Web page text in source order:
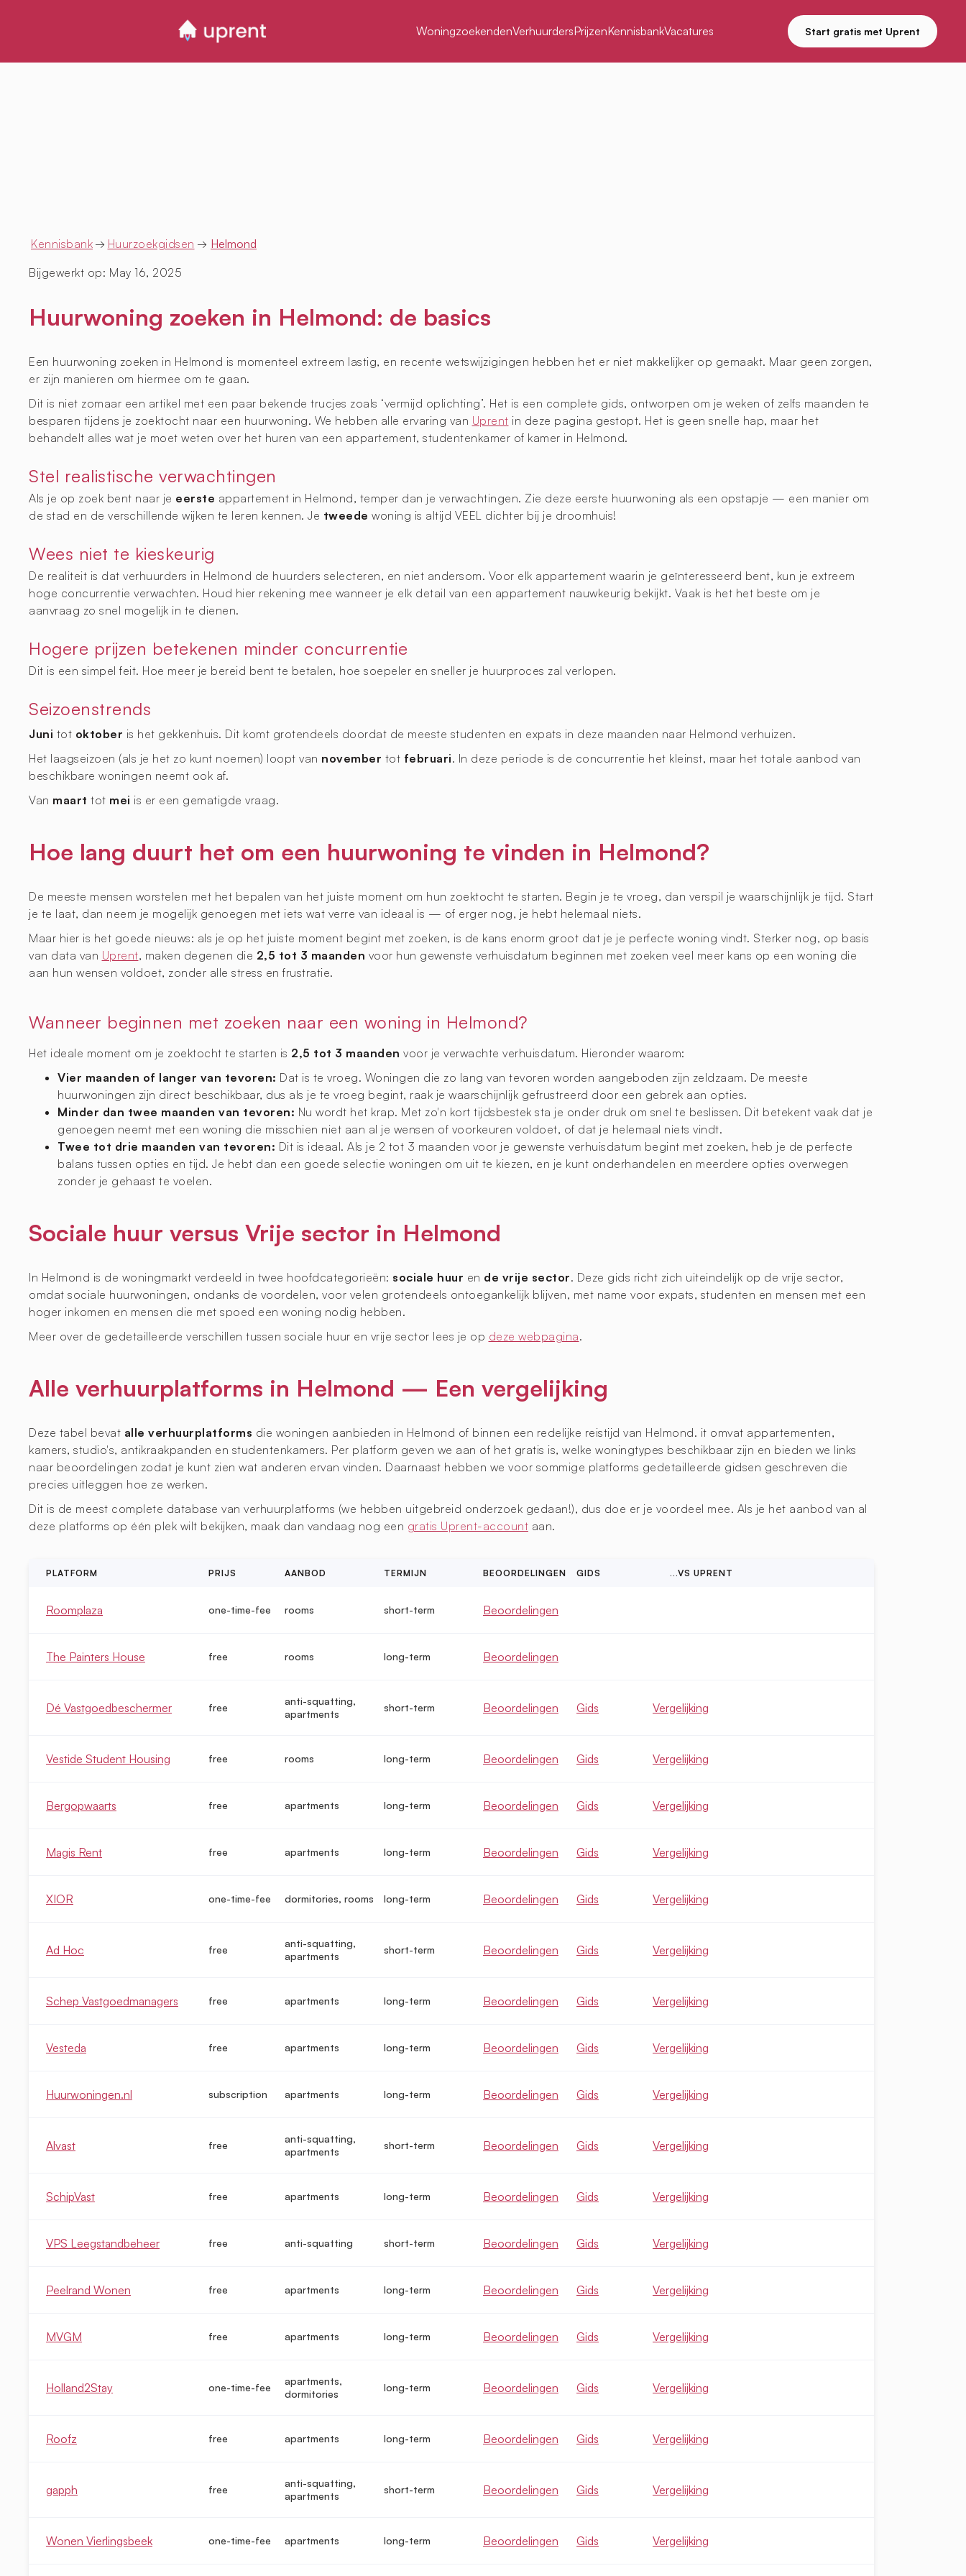
WoningzoekendenVerhuurdersPrijzenKennisbankVacatures Start gratis met Uprent
Kennisbank → Huurzoekgidsen → Helmond
Bijgewerkt op: May 16, 2025
Huurwoning zoeken in Helmond: de basics
Een huurwoning zoeken in Helmond is momenteel extreem lastig, en recente wetswijzigingen hebben het er niet makkelijker op gemaakt. Maar geen zorgen,
er zijn manieren om hiermee om te gaan.
Dit is niet zomaar een artikel met een paar bekende trucjes zoals ‘vermijd oplichting’. Het is een complete gids, ontworpen om je weken of zelfs maanden te
besparen tijdens je zoektocht naar een huurwoning. We hebben alle ervaring van Uprent in deze pagina gestopt. Het is geen snelle hap, maar het
behandelt alles wat je moet weten over het huren van een appartement, studentenkamer of kamer in Helmond.
Stel realistische verwachtingen
Als je op zoek bent naar je eerste appartement in Helmond, temper dan je verwachtingen. Zie deze eerste huurwoning als een opstapje — een manier om
de stad en de verschillende wijken te leren kennen. Je tweede woning is altijd VEEL dichter bij je droomhuis!
Wees niet te kieskeurig
De realiteit is dat verhuurders in Helmond de huurders selecteren, en niet andersom. Voor elk appartement waarin je geïnteresseerd bent, kun je extreem
hoge concurrentie verwachten. Houd hier rekening mee wanneer je elk detail van een appartement nauwkeurig bekijkt. Vaak is het het beste om je
aanvraag zo snel mogelijk in te dienen.
Hogere prijzen betekenen minder concurrentie
Dit is een simpel feit. Hoe meer je bereid bent te betalen, hoe soepeler en sneller je huurproces zal verlopen.
Seizoenstrends
Juni tot oktober is het gekkenhuis. Dit komt grotendeels doordat de meeste studenten en expats in deze maanden naar Helmond verhuizen.
Het laagseizoen (als je het zo kunt noemen) loopt van november tot februari. In deze periode is de concurrentie het kleinst, maar het totale aanbod van
beschikbare woningen neemt ook af.
Van maart tot mei is er een gematigde vraag.
Hoe lang duurt het om een huurwoning te vinden in Helmond?
De meeste mensen worstelen met het bepalen van het juiste moment om hun zoektocht te starten. Begin je te vroeg, dan verspil je waarschijnlijk je tijd. Start
je te laat, dan neem je mogelijk genoegen met iets wat verre van ideaal is — of erger nog, je hebt helemaal niets.
Maar hier is het goede nieuws: als je op het juiste moment begint met zoeken, is de kans enorm groot dat je je perfecte woning vindt. Sterker nog, op basis
van data van Uprent, maken degenen die 2,5 tot 3 maanden voor hun gewenste verhuisdatum beginnen met zoeken veel meer kans op een woning die
aan hun wensen voldoet, zonder alle stress en frustratie.
Wanneer beginnen met zoeken naar een woning in Helmond?
Het ideale moment om je zoektocht te starten is 2,5 tot 3 maanden voor je verwachte verhuisdatum. Hieronder waarom:
Vier maanden of langer van tevoren: Dat is te vroeg. Woningen die zo lang van tevoren worden aangeboden zijn zeldzaam. De meeste
huurwoningen zijn direct beschikbaar, dus als je te vroeg begint, raak je waarschijnlijk gefrustreerd door een gebrek aan opties.
Minder dan twee maanden van tevoren: Nu wordt het krap. Met zo'n kort tijdsbestek sta je onder druk om snel te beslissen. Dit betekent vaak dat je
genoegen neemt met een woning die misschien niet aan al je wensen of voorkeuren voldoet, of dat je helemaal niets vindt.
Twee tot drie maanden van tevoren: Dit is ideaal. Als je 2 tot 3 maanden voor je gewenste verhuisdatum begint met zoeken, heb je de perfecte
balans tussen opties en tijd. Je hebt dan een goede selectie woningen om uit te kiezen, en je kunt onderhandelen en meerdere opties overwegen
zonder je gehaast te voelen.
Sociale huur versus Vrije sector in Helmond
In Helmond is de woningmarkt verdeeld in twee hoofdcategorieën: sociale huur en de vrije sector. Deze gids richt zich uiteindelijk op de vrije sector,
omdat sociale huurwoningen, ondanks de voordelen, voor velen grotendeels ontoegankelijk blijven, met name voor expats, studenten en mensen met een
hoger inkomen en mensen die met spoed een woning nodig hebben.
Meer over de gedetailleerde verschillen tussen sociale huur en vrije sector lees je op deze webpagina.
Alle verhuurplatforms in Helmond — Een vergelijking
Deze tabel bevat alle verhuurplatforms die woningen aanbieden in Helmond of binnen een redelijke reistijd van Helmond. it omvat appartementen,
kamers, studio's, antikraakpanden en studentenkamers. Per platform geven we aan of het gratis is, welke woningtypes beschikbaar zijn en bieden we links
naar beoordelingen zodat je kunt zien wat anderen ervan vinden. Daarnaast hebben we voor sommige platforms gedetailleerde gidsen geschreven die
precies uitleggen hoe ze werken.
Dit is de meest complete database van verhuurplatforms (we hebben uitgebreid onderzoek gedaan!), dus doe er je voordeel mee. Als je het aanbod van al
deze platforms op één plek wilt bekijken, maak dan vandaag nog een gratis Uprent-account aan.
PLATFORM PRIJS AANBOD TERMIJN BEOORDELINGEN GIDS ...VS UPRENT
Roomplaza one-time-fee rooms short-term Beoordelingen
The Painters House free rooms long-term Beoordelingen
Dé Vastgoedbeschermer free
anti-squatting,
apartments
short-term Beoordelingen Gids Vergelijking
Vestide Student Housing free rooms long-term Beoordelingen Gids Vergelijking
Bergopwaarts free apartments long-term Beoordelingen Gids Vergelijking
Magis Rent free apartments long-term Beoordelingen Gids Vergelijking
XIOR one-time-fee dormitories, rooms long-term Beoordelingen Gids Vergelijking
Ad Hoc free
anti-squatting,
apartments
short-term Beoordelingen Gids Vergelijking
Schep Vastgoedmanagers free apartments long-term Beoordelingen Gids Vergelijking
Vesteda free apartments long-term Beoordelingen Gids Vergelijking
Huurwoningen.nl subscription apartments long-term Beoordelingen Gids Vergelijking
Alvast free
anti-squatting,
apartments
short-term Beoordelingen Gids Vergelijking
SchipVast free apartments long-term Beoordelingen Gids Vergelijking
VPS Leegstandbeheer free anti-squatting short-term Beoordelingen Gids Vergelijking
Peelrand Wonen free apartments long-term Beoordelingen Gids Vergelijking
MVGM free apartments long-term Beoordelingen Gids Vergelijking
Holland2Stay one-time-fee
apartments,
dormitories
long-term Beoordelingen Gids Vergelijking
Roofz free apartments long-term Beoordelingen Gids Vergelijking
gapph free
anti-squatting,
apartments
short-term Beoordelingen Gids Vergelijking
Wonen Vierlingsbeek one-time-fee apartments long-term Beoordelingen Gids Vergelijking